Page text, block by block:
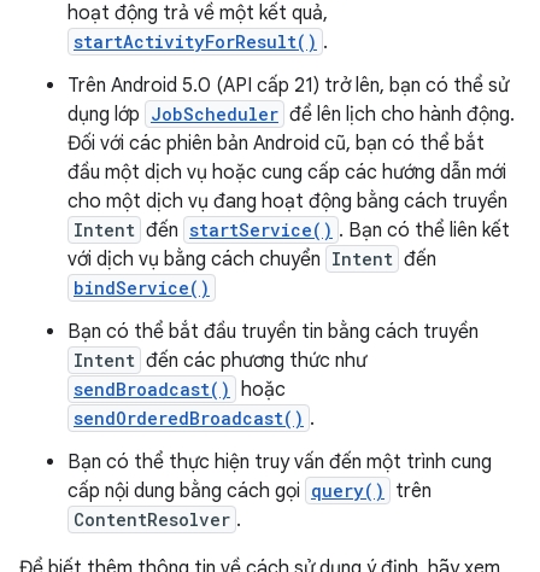
hoạt động trả về một kết quả,
startActivityForResult() .
Trên Android 5.0 (API cấp 21) trở lên, bạn có thể sử
dụng lớp JobScheduler để lên lịch cho hành động.
Đối với các phiên bản Android cũ, bạn có thể bắt
đầu một dịch vụ hoặc cung cấp các hướng dẫn mới
cho một dịch vụ đang hoạt động bằng cách truyền
Intent đến startService() . Bạn có thể liên kết
với dịch vụ bằng cách chuyển Intent đến
bindService()
Bạn có thể bắt đầu truyền tin bằng cách truyền
Intent đến các phương thức như
sendBroadcast() hoặc
sendOrderedBroadcast() .
Bạn có thể thực hiện truy vấn đến một trình cung
cấp nội dung bằng cách gọi query() trên
ContentResolver .